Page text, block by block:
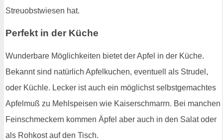
Streuobstwiesen hat.
Perfekt in der Küche
Wunderbare Möglichkeiten bietet der Apfel in der Küche.
Bekannt sind natürlich Apfelkuchen, eventuell als Strudel,
oder Küchle. Lecker ist auch ein möglichst selbstgemachtes
Apfelmuß zu Mehlspeisen wie Kaiserschmarrn. Bei manchen
Feinschmeckern kommen Äpfel aber auch in den Salat oder
als Rohkost auf den Tisch.